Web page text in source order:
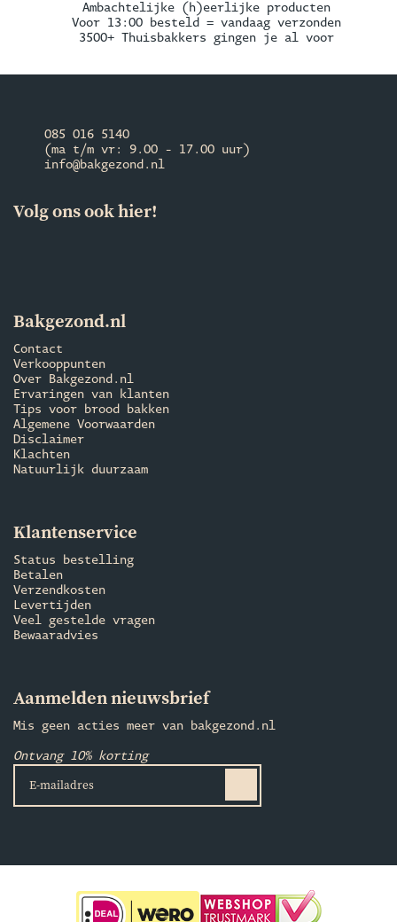
Ambachtelijke (h)eerlijke producten
Voor 13:00 besteld = vandaag verzonden
3500+ Thuisbakkers gingen je al voor
085 016 5140
(ma t/m vr: 9.00 - 17.00 uur)
info@bakgezond.nl
Volg ons ook hier!
Bakgezond.nl
Contact
Verkooppunten
Over Bakgezond.nl
Ervaringen van klanten
Tips voor brood bakken
Algemene Voorwaarden
Disclaimer
Klachten
Natuurlijk duurzaam
Klantenservice
Status bestelling
Betalen
Verzendkosten
Levertijden
Veel gestelde vragen
Bewaaradvies
Aanmelden nieuwsbrief
Mis geen acties meer van bakgezond.nl
Ontvang 10% korting